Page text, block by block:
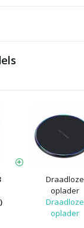
Draadloze
oplader
Draadloze
oplader